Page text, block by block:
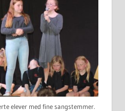
elever med fine sangstemmer.